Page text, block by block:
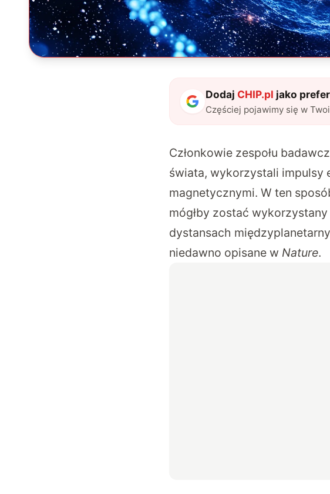
Dodaj CHIP.pl jako
Częściej pojawimy się w
Członkowie zespołu
świata, wykorzystali impulsy
magnetycznymi. W ten
mógłby zostać
dystansach
niedawno opisane w Nature.